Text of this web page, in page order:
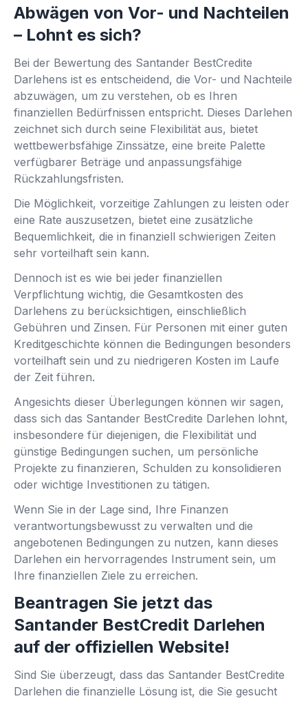
Abwägen von Vor- und Nachteilen
– Lohnt es sich?
Bei der Bewertung des Santander BestCredite
Darlehens ist es entscheidend, die Vor- und Nachteile
abzuwägen, um zu verstehen, ob es Ihren
finanziellen Bedürfnissen entspricht. Dieses Darlehen
zeichnet sich durch seine Flexibilität aus, bietet
wettbewerbsfähige Zinssätze, eine breite Palette
verfügbarer Beträge und anpassungsfähige
Rückzahlungsfristen.
Die Möglichkeit, vorzeitige Zahlungen zu leisten oder
eine Rate auszusetzen, bietet eine zusätzliche
Bequemlichkeit, die in finanziell schwierigen Zeiten
sehr vorteilhaft sein kann.
Dennoch ist es wie bei jeder finanziellen
Verpflichtung wichtig, die Gesamtkosten des
Darlehens zu berücksichtigen, einschließlich
Gebühren und Zinsen. Für Personen mit einer guten
Kreditgeschichte können die Bedingungen besonders
vorteilhaft sein und zu niedrigeren Kosten im Laufe
der Zeit führen.
Angesichts dieser Überlegungen können wir sagen,
dass sich das Santander BestCredite Darlehen lohnt,
insbesondere für diejenigen, die Flexibilität und
günstige Bedingungen suchen, um persönliche
Projekte zu finanzieren, Schulden zu konsolidieren
oder wichtige Investitionen zu tätigen.
Wenn Sie in der Lage sind, Ihre Finanzen
verantwortungsbewusst zu verwalten und die
angebotenen Bedingungen zu nutzen, kann dieses
Darlehen ein hervorragendes Instrument sein, um
Ihre finanziellen Ziele zu erreichen.
Beantragen Sie jetzt das
Santander BestCredit Darlehen
auf der offiziellen Website!
Sind Sie überzeugt, dass das Santander BestCredite
Darlehen die finanzielle Lösung ist, die Sie gesucht